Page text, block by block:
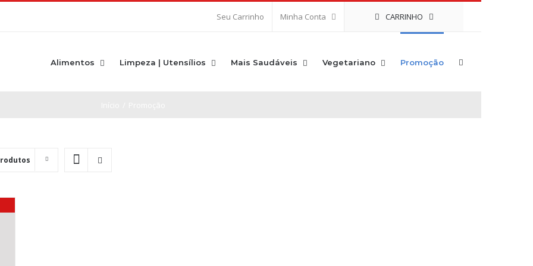
Seu Carrinho Minha Conta CARRINHO
Alimentos Limpeza | Utensílios Mais Saudáveis Vegetariano Promoção